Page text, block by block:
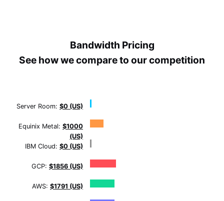
Bandwidth Pricing
See how we compare to our competition
Server Room: $0 (US)
Equinix Metal: $1000
(US)
IBM Cloud: $0 (US)
GCP: $1856 (US)
AWS: $1791 (US)